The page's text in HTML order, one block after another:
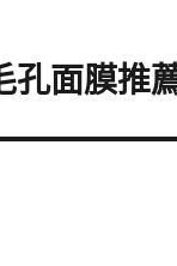
孔面膜推